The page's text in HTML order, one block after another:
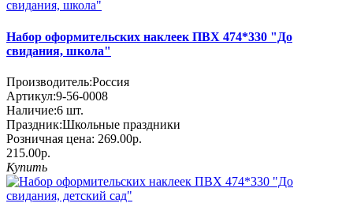
Набор оформительских наклеек ПВХ 474*330 "До
свидания, школа"
Производитель:Россия
Артикул:9-56-0008
Наличие:6 шт.
Праздник:Школьные праздники
Розничная цена: 269.00р.
215.00р.
Купить